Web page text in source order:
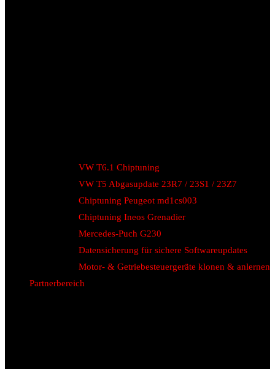
VW T6.1 Chiptuning
VW T5 Abgasupdate 23R7 / 23S1 / 23Z7
Chiptuning Peugeot md1cs003
Chiptuning Ineos Grenadier
Mercedes-Puch G230
Datensicherung für sichere Softwareupdates
Motor- & Getriebesteuergeräte klonen & anlernen
Partnerbereich